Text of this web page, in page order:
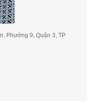
Phường 9, Quận 3, TP